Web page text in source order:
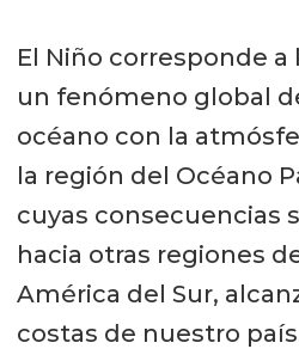
El Niño corresponde a
un fenómeno global
océano con la
la región del Océano
cuyas consecuencias
hacia otras regiones
América del Sur,
costas de nuestro